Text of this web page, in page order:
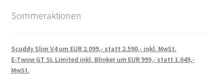
Sommeraktionen
Scuddy Slim V4 um EUR 2.099,- statt 2.590,- inkl. MwSt.
E-Twow GT SL Limited inkl. Blinker um EUR 999,- statt 1.049,-
MwSt.